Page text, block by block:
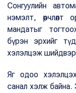
Сонгуулийн
нэмэлт,
мандатыг
бүрэн эрхийг
хэлэлцэж
Яг одоо
санал хэлж